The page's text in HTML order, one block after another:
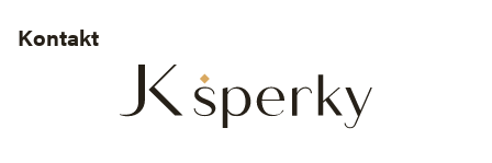
Kontakt